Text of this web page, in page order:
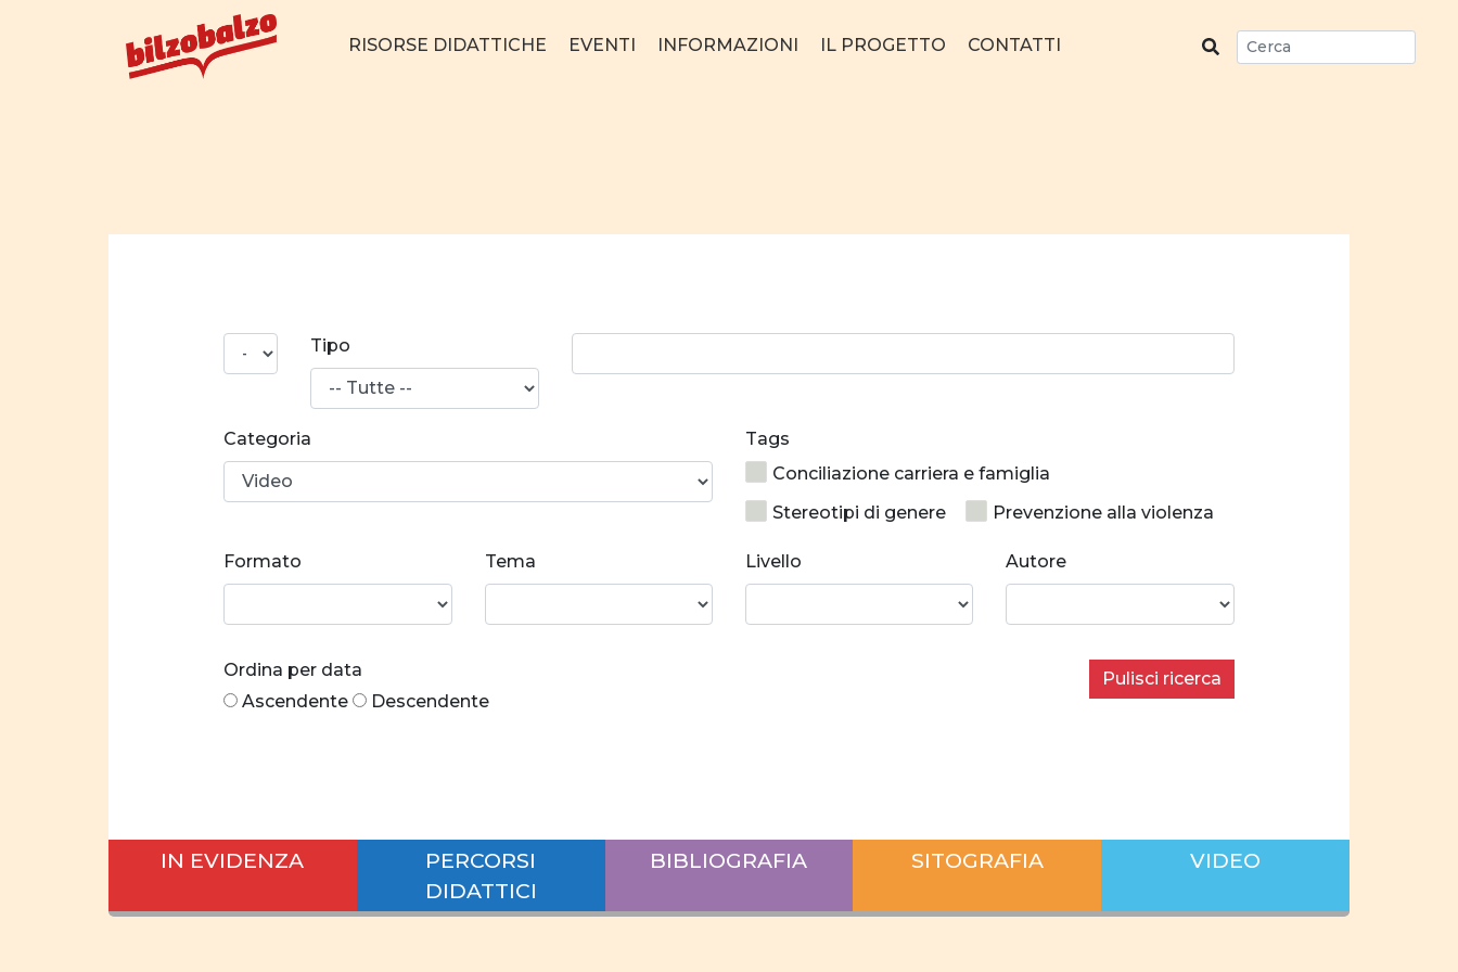
RISORSE DIDATTICHE EVENTI INFORMAZIONI IL PROGETTO CONTATTI
risultati
Tipo
parola:
Categoria
Tags
Conciliazione carriera e famiglia
Stereotipi di genere
Prevenzione alla violenza
Crescita personale
Costruzione identitaria
Norme e valori
Socializzazione
Relazioni di coppia equilibrate
Ruolo uomo e donna
Formato Tema Livello Autore
Ordina per data
Ascendente
Descendente
Pulisci ricerca
IN EVIDENZA
PERCORSI
DIDATTICI
BIBLIOGRAFIA SITOGRAFIA VIDEO